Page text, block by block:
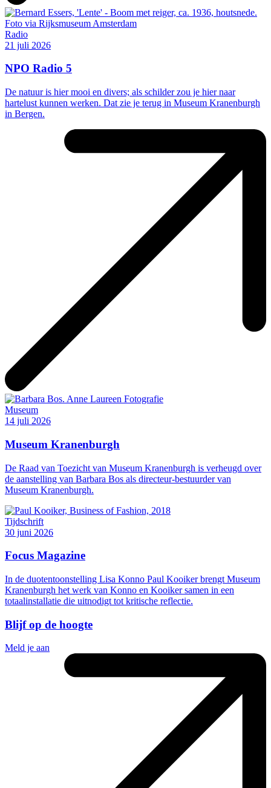
Radio
21 juli 2026
NPO Radio 5
De natuur is hier mooi en divers; als schilder zou je hier naar
hartelust kunnen werken. Dat zie je terug in Museum Kranenburgh
in Bergen.
Museum
14 juli 2026
Museum Kranenburgh
De Raad van Toezicht van Museum Kranenburgh is verheugd over
de aanstelling van Barbara Bos als directeur-bestuurder van
Museum Kranenburgh.
Tijdschrift
30 juni 2026
Focus Magazine
In de duotentoonstelling Lisa Konno Paul Kooiker brengt Museum
Kranenburgh het werk van Konno en Kooiker samen in een
totaalinstallatie die uitnodigt tot kritische reflectie.
Blijf op de hoogte
Meld je aan